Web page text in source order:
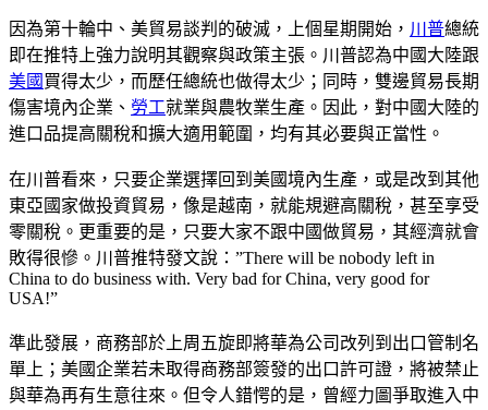
因為第十輪中、美貿易談判的破滅，上個星期開始， 川普總統
即在推特上強力說明其觀察與政策主張。川普認為中國大陸跟
美國 買得太少，而歷任總統也做得太少；同時，雙邊貿易長期
傷害境內企業、 勞工就業與農牧業生產。因此，對中國大陸的
進口品提高關稅和擴大適用範圍，均有其必要與正當性。
在川普看來，只要企業選擇回到美國境內生產，或是改到其他
東亞國家做投資貿易，像是越南，就能規避高關稅，甚至享受
零關稅。更重要的是，只要大家不跟中國做貿易，其經濟就會
敗得很慘。川普推特發文說：”There will be nobody left in
China to do business with. Very bad for China, very good for
USA!”
準此發展，商務部於上周五旋即將華為公司改列到出口管制名
單上；美國企業若未取得商務部簽發的出口許可證，將被禁止
與華為再有生意往來。但令人錯愕的是，曾經力圖爭取進入中